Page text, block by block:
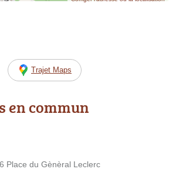
Trajet Maps
en commun
Place du Gènèral Leclerc